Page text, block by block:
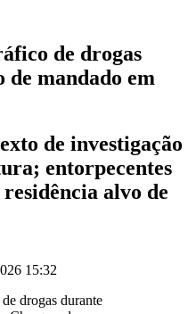
de drogas
mandado em
de investigação
entorpecentes
alvo de
15:32